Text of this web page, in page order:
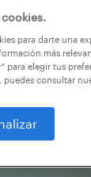
para darte una
más
para elegir tus
puedes consultar